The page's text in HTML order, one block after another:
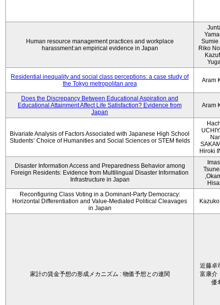
Human resource management practices and workplace
harassment:an empirical evidence in Japan
Sumie
Riko
Residential inequality and social class perceptions: a case study of
the Tokyo metropolitan area
Aram
Does the Discrepancy Between Educational Aspiration and
Educational Attainment Affect Life Satisfaction? Evidence from
Japan
Aram
Bivariate Analysis of Factors Associated with Japanese High School
Students’ Choice of Humanities and Social Sciences or STEM fields
Hiroki
Disaster Information Access and Preparedness Behavior among
Foreign Residents: Evidence from Multilingual Disaster Information
Infrastructure in Japan
Reconfiguring Class Voting in a Dominant-Party Democracy:
Horizontal Differentiation and Value-Mediated Political Cleavages
in Japan
家計の賃金予想の形成メカニズム : 物価予想との連関
近藤卓
富康介
優